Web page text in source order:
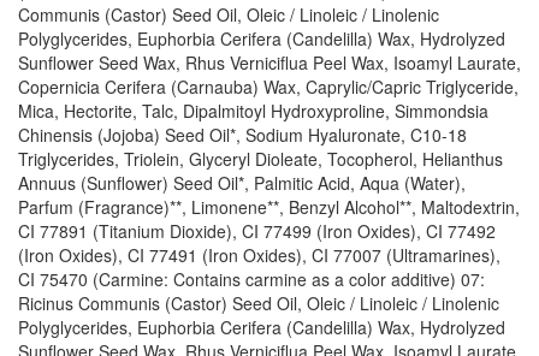
Communis (Castor) Seed Oil, Oleic / Linoleic / Linolenic
Polyglycerides, Euphorbia Cerifera (Candelilla) Wax, Hydrolyzed
Sunflower Seed Wax, Rhus Verniciflua Peel Wax, Isoamyl Laurate,
Copernicia Cerifera (Carnauba) Wax, Caprylic/Capric Triglyceride,
Mica, Hectorite, Talc, Dipalmitoyl Hydroxyproline, Simmondsia
Chinensis (Jojoba) Seed Oil*, Sodium Hyaluronate, C10-18
Triglycerides, Triolein, Glyceryl Dioleate, Tocopherol, Helianthus
Annuus (Sunflower) Seed Oil*, Palmitic Acid, Aqua (Water),
Parfum (Fragrance)**, Limonene**, Benzyl Alcohol**, Maltodextrin,
CI 77891 (Titanium Dioxide), CI 77499 (Iron Oxides), CI 77492
(Iron Oxides), CI 77491 (Iron Oxides), CI 77007 (Ultramarines),
CI 75470 (Carmine: Contains carmine as a color additive) 07:
Ricinus Communis (Castor) Seed Oil, Oleic / Linoleic / Linolenic
Polyglycerides, Euphorbia Cerifera (Candelilla) Wax, Hydrolyzed